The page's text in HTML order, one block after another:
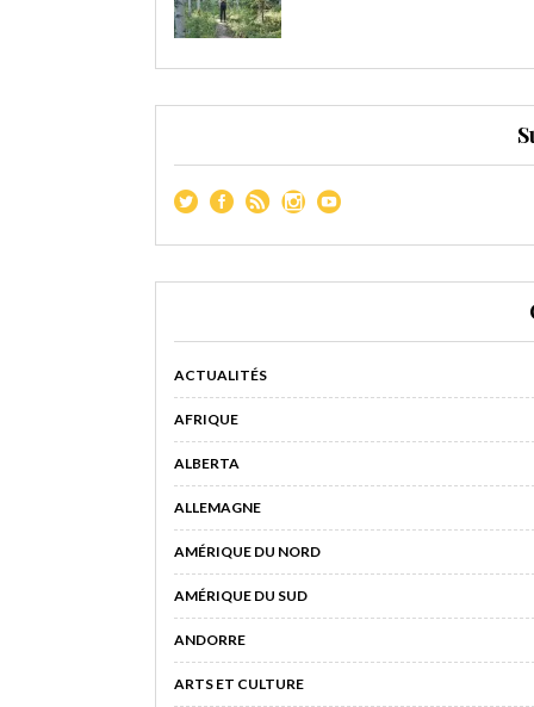
ACTUALITÉS
AFRIQUE
ALBERTA
ALLEMAGNE
AMÉRIQUE DU NORD
AMÉRIQUE DU SUD
ANDORRE
ARTS ET CULTURE